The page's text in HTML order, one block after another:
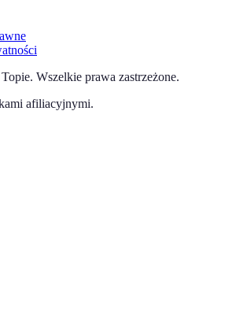
. Wszelkie prawa zastrzeżone.
afiliacyjnymi.